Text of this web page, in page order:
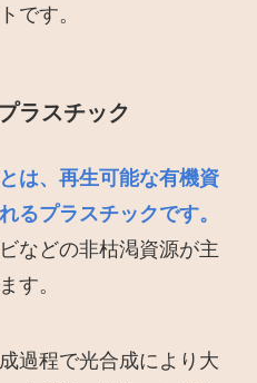
です。
ラスチック
は、再生可能な有機資
るプラスチックです。
などの非枯渇資源が主
す。
過程で光合成により大